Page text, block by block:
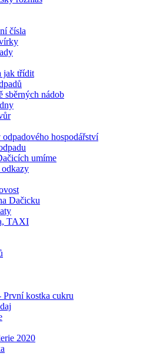
čísla
jak třídit
sběrných nádob
hospodářství
umíme
Dačicku
TAXI
První kostka cukru
2020